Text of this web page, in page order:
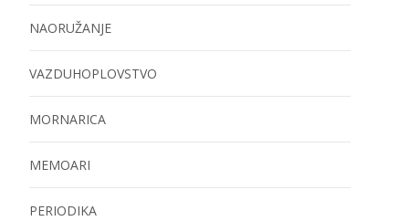
NAORUŽANJE
VAZDUHOPLOVSTVO
MORNARICA
MEMOARI
PERIODIKA